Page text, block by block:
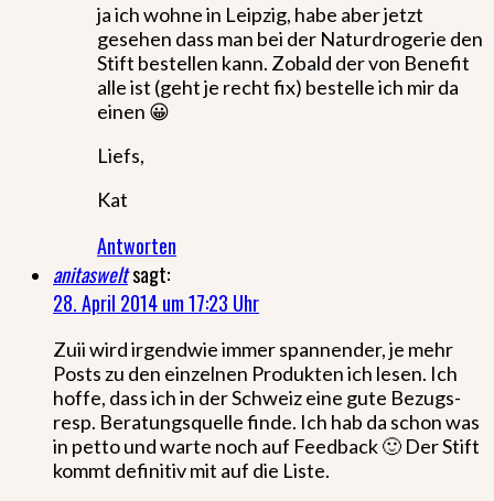
ja ich wohne in Leipzig, habe aber jetzt
gesehen dass man bei der Naturdrogerie den
Stift bestellen kann. Zobald der von Benefit
alle ist (geht je recht fix) bestelle ich mir da
einen 😀
Liefs,
Kat
Antworten
anitasweltsagt:
28. April 2014 um 17:23 Uhr
Zuii wird irgendwie immer spannender, je mehr
Posts zu den einzelnen Produkten ich lesen. Ich
hoffe, dass ich in der Schweiz eine gute Bezugs-
resp. Beratungsquelle finde. Ich hab da schon was
in petto und warte noch auf Feedback 🙂 Der Stift
kommt definitiv mit auf die Liste.